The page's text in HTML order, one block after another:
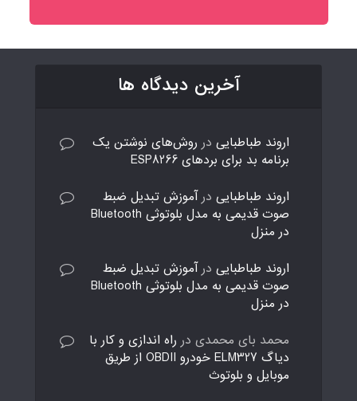
آخرین دیدگاه ها
اروند طباطبایی در روش‌های نوشتن یک
برنامه بد برای بردهای ESP8266
اروند طباطبایی درآموزش تبدیل ضبط
صوت قدیمی به مدل بلوتوثی Bluetooth
در منزل
اروند طباطبایی درآموزش تبدیل ضبط
صوت قدیمی به مدل بلوتوثی Bluetooth
در منزل
محمد بای محمدی در راه اندازی و کار با
دیاگ ELM327 خودرو OBDII از طریق
موبایل و بلوتوث